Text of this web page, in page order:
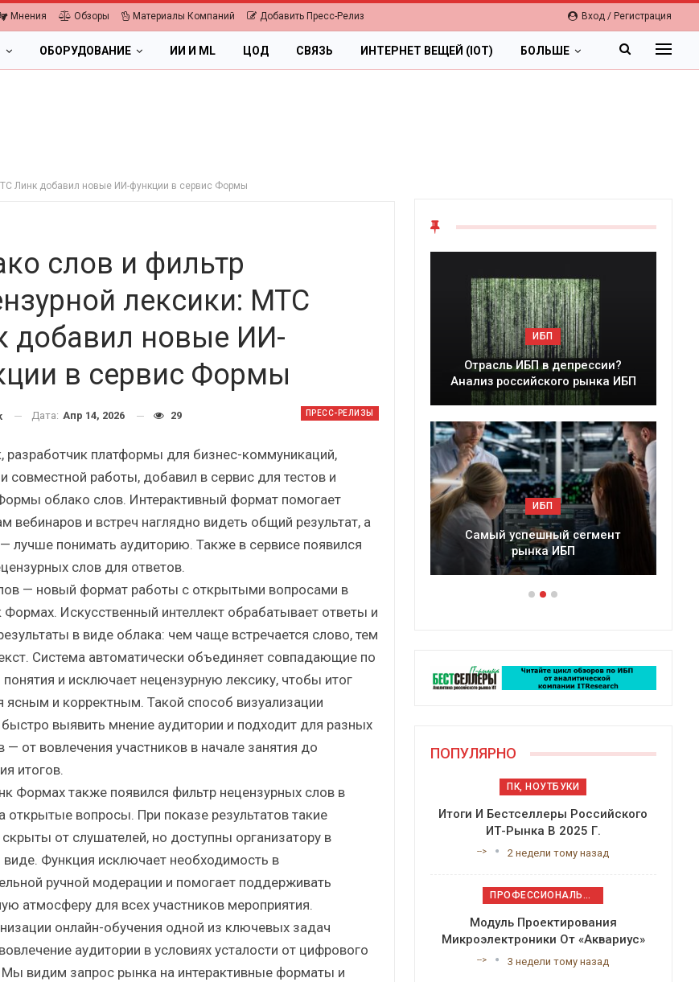
Вход / Регистрация
Мнения Обзоры Материалы Компаний Добавить Пресс-Релиз
ОБОРУДОВАНИЕ ИИ И ML ЦОД СВЯЗЬ ИНТЕРНЕТ ВЕЩЕЙ (IOT) БОЛЬШЕ
Линк добавил новые ИИ-функции в сервис Формы
слов и фильтр
лексики: МТС
добавил новые ИИ-
в сервис Формы
ПРЕСС-РЕЛИЗЫ
Дата: Апр 14, 2026 29
разработчик платформы для бизнес-коммуникаций,
совместной работы, добавил в сервис для тестов и
облако слов. Интерактивный формат помогает
вебинаров и встреч наглядно видеть общий результат, а
лучше понимать аудиторию. Также в сервисе появился
слов для ответов.
— новый формат работы с открытыми вопросами в
Искусственный интеллект обрабатывает ответы и
в виде облака: чем чаще встречается слово, тем
Система автоматически объединяет совпадающие по
и исключает нецензурную лексику, чтобы итог
ясным и корректным. Такой способ визуализации
выявить мнение аудитории и подходит для разных
— от вовлечения участников в начале занятия до
итогов.
Формах также появился фильтр нецензурных слов в
открытые вопросы. При показе результатов такие
от слушателей, но доступны организатору в
Функция исключает необходимость в
ручной модерации и помогает поддерживать
атмосферу для всех участников мероприятия.
онлайн-обучения одной из ключевых задач
аудитории в условиях усталости от цифрового
Мы видим запрос рынка на интерактивные форматы и
ПК, НОУТБУКИ
Итоги и Бестселлеры
российского ИТ-рынка в 2025 г.
ИБП
Часть II.
Отрасль ИБП в депрессии?
Анализ российского рынка ИБП
ИБП
Самый успешный сегмент
Цифровая
Краткий
сборник
Подкосят ли
ПОПУЛЯРНО
ПК, НОУТБУКИ
Итоги И Бестселлеры Российского
ИТ-Рынка В 2025 Г.
--> 2 недели тому назад
ПРОФЕССИОНАЛЬНОЕ ПРИКЛАДНОЕ ПО
Модуль Проектирования
Микроэлектроники От «Аквариус»
--> 3 недели тому назад